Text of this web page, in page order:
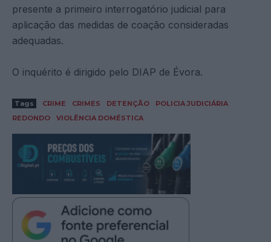
presente a primeiro interrogatório judicial para
aplicação das medidas de coação consideradas
adequadas.
O inquérito é dirigido pelo DIAP de Évora.
Tags CRIME CRIMES DETENÇÃO
POLICIA JUDICIÁRIA
REDONDO
VIOLÊNCIA DOMÉSTICA